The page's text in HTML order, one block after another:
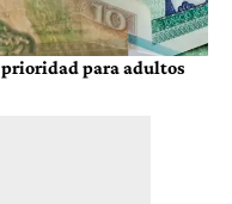
prioridad para adultos